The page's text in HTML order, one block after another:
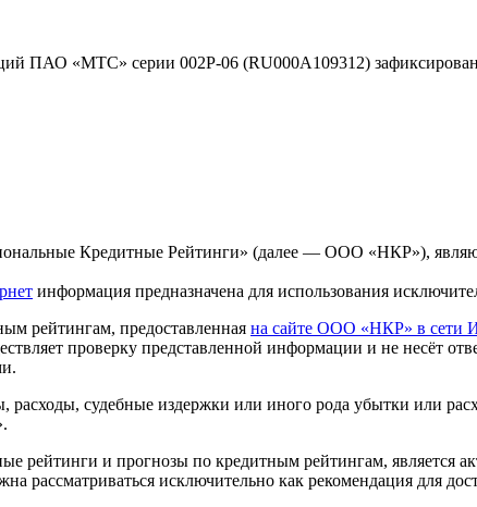
ПАО «МТС» серии 002Р-06 (RU000A109312)
Кредитные Рейтинги» (далее — ООО «НКР»),
информация предназначена для использования
рейтингам, предоставленная на сайте ООО «НКР» в сети
проверку представленной информации и не несёт
судебные издержки или иного рода убытки или
рейтинги и прогнозы по кредитным рейтингам, является
рассматриваться исключительно как рекомендация для